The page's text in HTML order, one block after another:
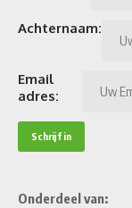
Achternaam:
Email
adres:
Onderdeel van: